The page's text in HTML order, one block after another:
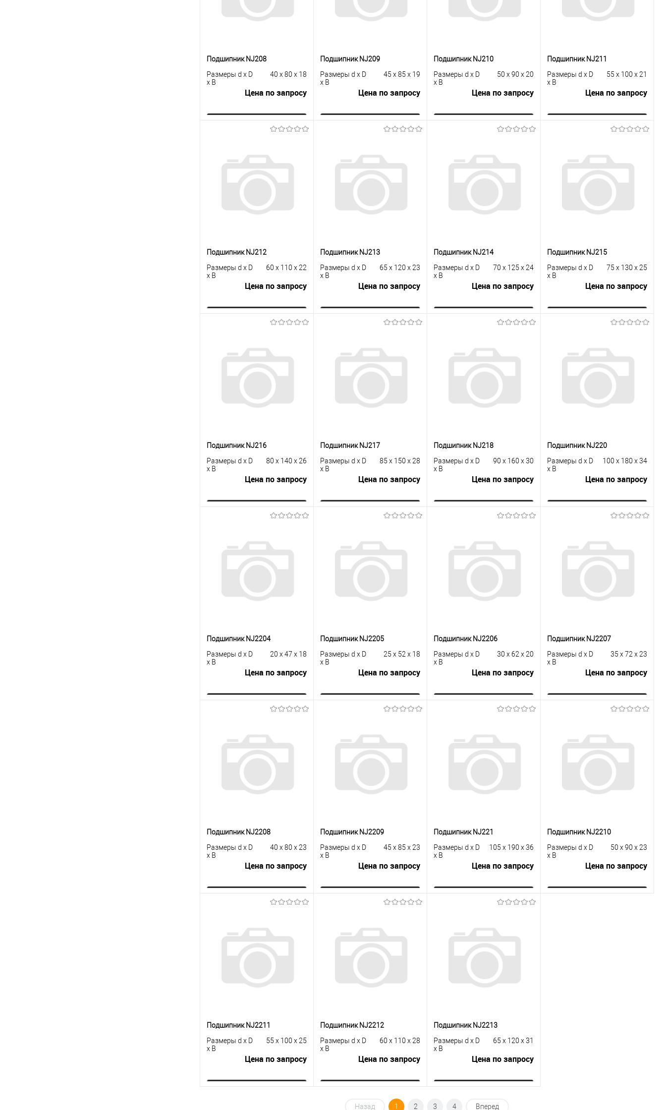
Подшипник NJ208
Размеры d x D
x B
40 x 80 x 18
Цена по запросу
Запросить цену
Купить в 1
сравнению
В избранное
Под заказ
Подшипник NJ209
Размеры d x D
x B
45 x 85 x 19
Цена по запросу
Запросить цену
Купить в 1
сравнению
В избранное
Под заказ
Подшипник NJ210
Размеры d x D
x B
50 x 90 x 20
Цена по запросу
Запросить цену
Купить в 1
сравнению
В избранное
Под заказ
Подшипник NJ211
Размеры d x D
x B
55 x 100 x 21
Цена по запросу
Запросить цену
Купить в 1
сравнению
В избранное
Под заказ
Подшипник NJ212
Размеры d x D
x B
60 x 110 x 22
Цена по запросу
Запросить цену
Купить в 1
сравнению
В избранное
Под заказ
Подшипник NJ213
Размеры d x D
x B
65 x 120 x 23
Цена по запросу
Запросить цену
Купить в 1
сравнению
В избранное
Под заказ
Подшипник NJ214
Размеры d x D
x B
70 x 125 x 24
Цена по запросу
Запросить цену
Купить в 1
сравнению
В избранное
Под заказ
Подшипник NJ215
Размеры d x D
x B
75 x 130 x 25
Цена по запросу
Запросить цену
Купить в 1
сравнению
В избранное
Под заказ
Подшипник NJ216
Размеры d x D
x B
80 x 140 x 26
Цена по запросу
Запросить цену
Купить в 1
сравнению
В избранное
Под заказ
Подшипник NJ217
Размеры d x D
x B
85 x 150 x 28
Цена по запросу
Запросить цену
Купить в 1
сравнению
В избранное
Под заказ
Подшипник NJ218
Размеры d x D
x B
90 x 160 x 30
Цена по запросу
Запросить цену
Купить в 1
сравнению
В избранное
Под заказ
Подшипник NJ220
Размеры d x D
x B
100 x 180 x 34
Цена по запросу
Запросить цену
Купить в 1
сравнению
В избранное
Под заказ
Подшипник NJ2204
Размеры d x D
x B
20 x 47 x 18
Цена по запросу
Запросить цену
Купить в 1
сравнению
В избранное
Под заказ
Подшипник NJ2205
Размеры d x D
x B
25 x 52 x 18
Цена по запросу
Запросить цену
Купить в 1
сравнению
В избранное
Под заказ
Подшипник NJ2206
Размеры d x D
x B
30 x 62 x 20
Цена по запросу
Запросить цену
Купить в 1
сравнению
В избранное
Под заказ
Подшипник NJ2207
Размеры d x D
x B
35 x 72 x 23
Цена по запросу
Запросить цену
Купить в 1
сравнению
В избранное
Под заказ
Подшипник NJ2208
Размеры d x D
x B
40 x 80 x 23
Цена по запросу
Запросить цену
Купить в 1
сравнению
В избранное
Под заказ
Подшипник NJ2209
Размеры d x D
x B
45 x 85 x 23
Цена по запросу
Запросить цену
Купить в 1
сравнению
В избранное
Под заказ
Подшипник NJ221
Размеры d x D
x B
105 x 190 x 36
Цена по запросу
Запросить цену
Купить в 1
сравнению
В избранное
Под заказ
Подшипник NJ2210
Размеры d x D
x B
50 x 90 x 23
Цена по запросу
Подшипник NJ2211
Размеры d x D
x B
55 x 100 x 25
Цена по запросу
Подшипник NJ2212
Размеры d x D
x B
60 x 110 x 28
Цена по запросу
Подшипник NJ2213
Размеры d x D
x B
65 x 120 x 31
Цена по запросу
Назад 1 2 3 4 Вперед